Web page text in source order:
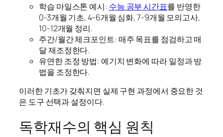
학습 마일스톤 예시: 수능 공부 시간표를 반영한
0-3개월 기초, 4-6개월 심화, 7-9개월 모의고사,
10-12개월 정리.
주간/월간 체크포인트: 매주 목표를 점검하고 매
달 재조정한다.
유연한 조정 방법: 예기치 변화에 따라 일정과 방
법을 조정한다.
이러한 기초가 갖춰지면 실제 구현 과정에서 중요한 것
은 도구 선택과 설정이다.
독학재수의 핵심 원칙